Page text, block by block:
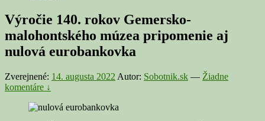
Výročie 140. rokov Gemersko-
malohontského múzea pripomenie aj
nulová eurobankovka
Zverejnené: 14. augusta 2022 Autor: Sobotnik.sk — Žiadne
komentáre ↓